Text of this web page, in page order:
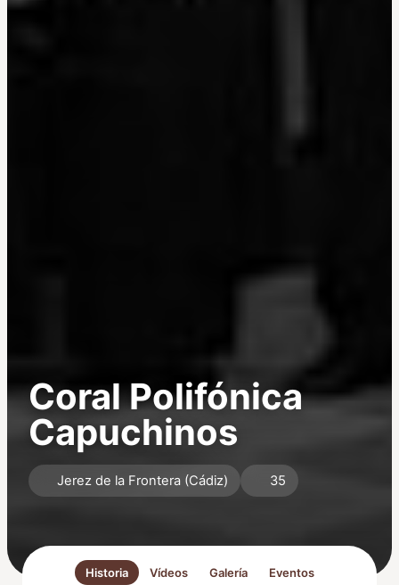
Coral Polifónica
Capuchinos
Jerez de la Frontera (Cádiz) 35
Historia Vídeos Galería Eventos